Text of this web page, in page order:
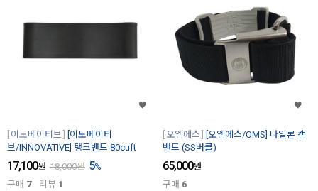
이노베이티브
[이노베이티
브/INNOVATIVE] 탱크밴드 80cuft
17,100원 18,000원 5%
구매 7 리뷰 1
오엠에스
[오엠에스/OMS] 나일론 캠
밴드 (SS버클)
65,000원
구매 6